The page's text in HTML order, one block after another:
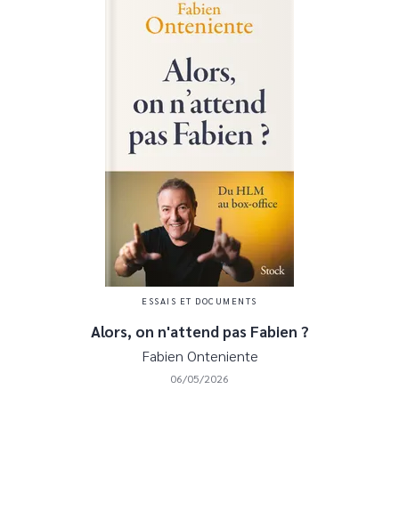
ESSAIS ET DOCUMENTS
Alors, on n'attend pas Fabien ?
Fabien Onteniente
06/05/2026